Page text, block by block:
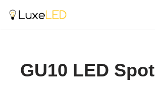
inhoudGU10 LED Spot